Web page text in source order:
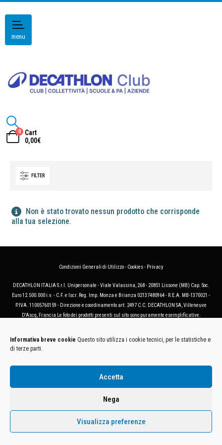
Informativa breve cookie Questo sito utilizza i cookie tecnici, per le statistiche e
di terze parti.
Accetta
Nega
Visualizza preferenze
menu
0
Cart
0,00€
FILTER
Non è stato trovato nessun prodotto che corrisponde
alla tua selezione.
Condizioni Generali di Utilizzo- Cookies- Privacy
DECATHLON ITALIA S.r.l. Unipersonale - Viale Valassina, 268 - 20851 Lissone (MB) Cap. Soc.
Euro 12.500.000 i.v. - C.F. e Iscr. Reg. Imp. Monza e Brianza 02137480964 - R.E.A. MB-1370021 -
P.IVA. 11005760159 - Direzione e coordinamento art. 2497 C.C. DECATHLON SA, Villeneuve
D'Ascq, Francia Le foto dei prodotti presenti sul sito sono puramente esemplificative.